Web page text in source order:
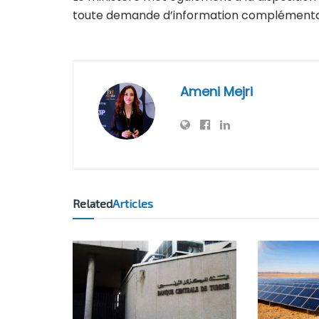
toute demande d’information
Ameni Mejri
RelatedArticles